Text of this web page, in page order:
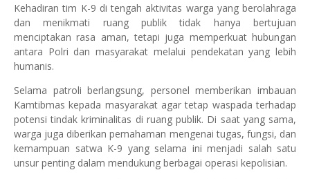
Kehadiran tim K-9 di tengah aktivitas warga yang berolahraga
dan menikmati ruang publik tidak hanya bertujuan
menciptakan rasa aman, tetapi juga memperkuat hubungan
antara Polri dan masyarakat melalui pendekatan yang lebih
humanis.
Selama patroli berlangsung, personel memberikan imbauan
Kamtibmas kepada masyarakat agar tetap waspada terhadap
potensi tindak kriminalitas di ruang publik. Di saat yang sama,
warga juga diberikan pemahaman mengenai tugas, fungsi, dan
kemampuan satwa K-9 yang selama ini menjadi salah satu
unsur penting dalam mendukung berbagai operasi kepolisian.